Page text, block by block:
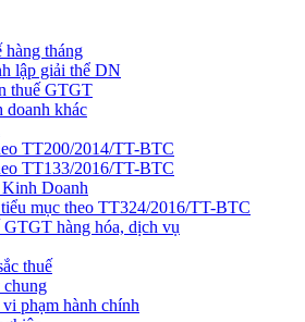
tháng
lập giải thể DN
thuế GTGT
khác
TT200/2014/TT-BTC
TT133/2016/TT-BTC
Doanh
mục theo TT324/2016/TT-BTC
GTGT hàng hóa, dịch vụ
thuế
phạm hành chính